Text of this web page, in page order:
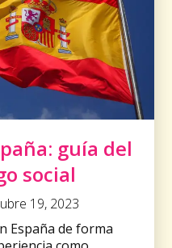
guía del
social
19, 2023
España de forma